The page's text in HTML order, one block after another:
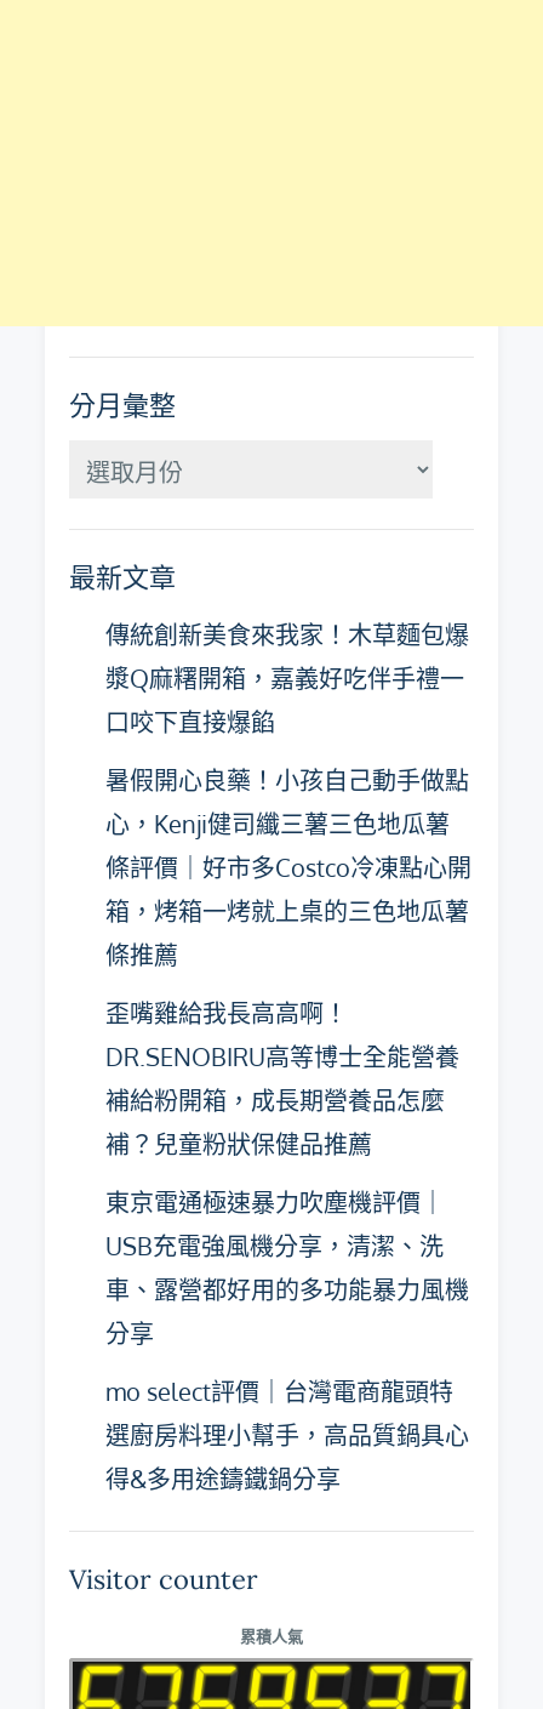
分月彙整
分
整
最新文章
傳統創新美食來我家！木草麵包爆
漿Q麻糬開箱，嘉義好吃伴手禮一
口咬下直接爆餡
暑假開心良藥！小孩自己動手做點
心，Kenji健司纖三薯三色地瓜薯
條評價｜好市多Costco冷凍點心開
箱，烤箱一烤就上桌的三色地瓜薯
條推薦
歪嘴雞給我長高高啊！
DR.SENOBIRU高等博士全能營養
補給粉開箱，成長期營養品怎麼
補？兒童粉狀保健品推薦
東京電通極速暴力吹塵機評價｜
USB充電強風機分享，清潔、洗
車、露營都好用的多功能暴力風機
分享
mo select評價｜台灣電商龍頭特
選廚房料理小幫手，高品質鍋具心
得&多用途鑄鐵鍋分享
Visitor counter
累積人氣